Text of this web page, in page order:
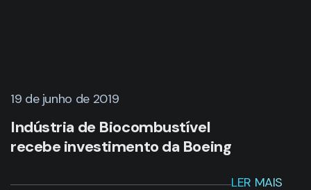
19 de junho de 2019
Indústria de Biocombustível
recebe investimento da Boeing
LER MAIS